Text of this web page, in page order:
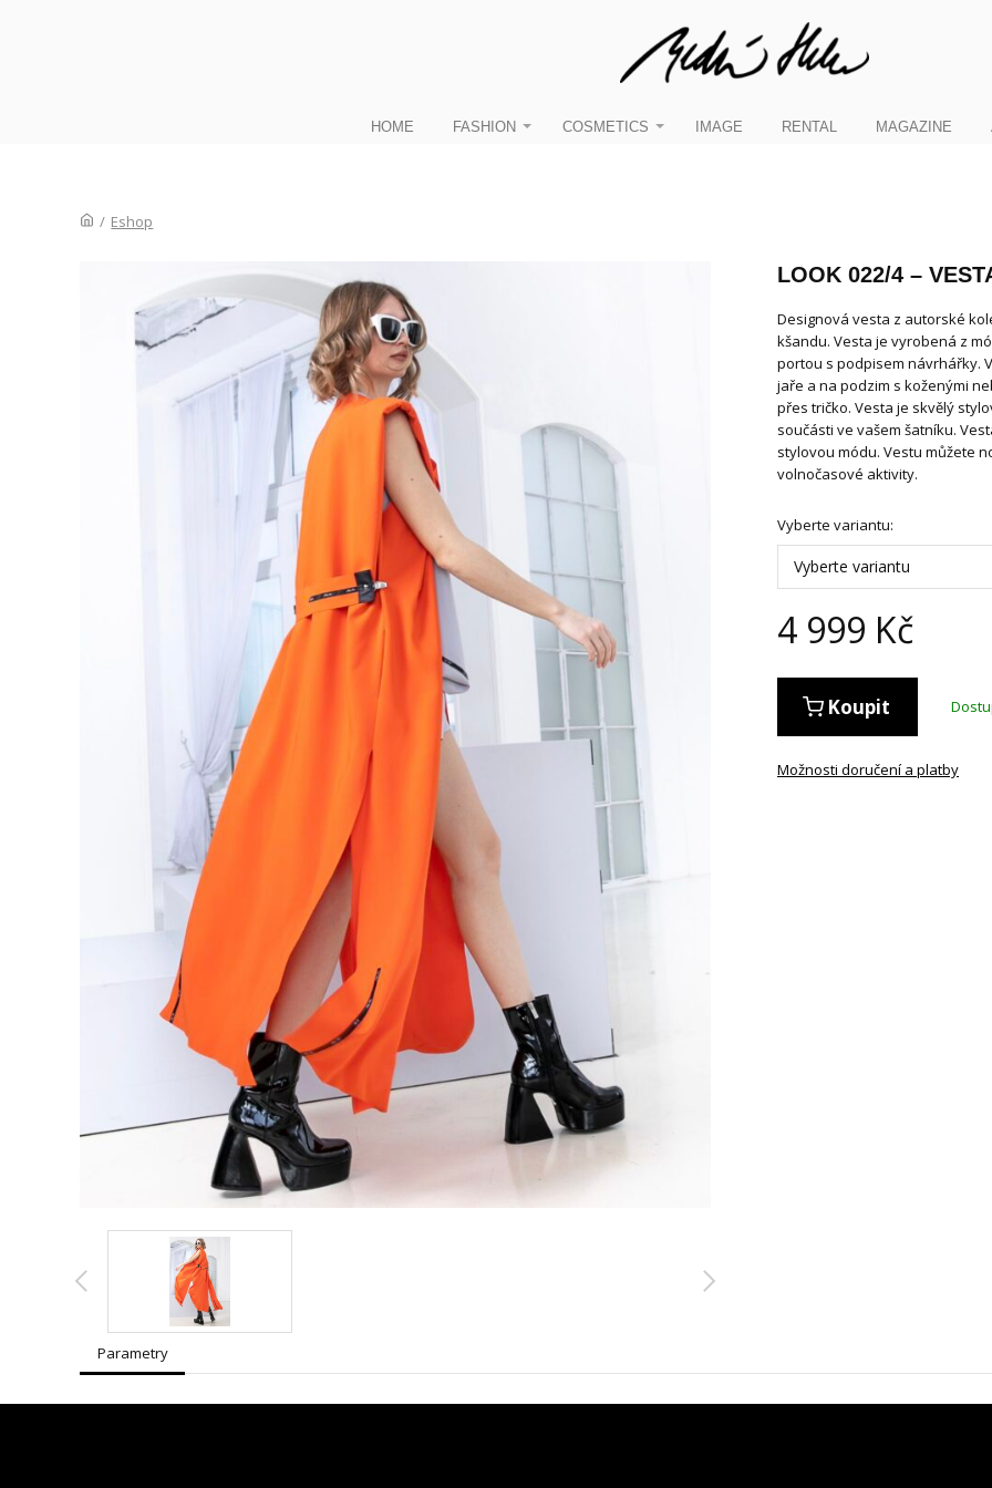
HOME FASHION COSMETICS IMAGE RENTAL MAGAZINE
/ Eshop
LOOK 022/4 –
Designová vesta z autorské
kšandu. Vesta je vyrobená z
portou s podpisem návrhářky.
jaře a na podzim s koženými
přes tričko. Vesta je skvělý
součásti ve vašem šatníku.
stylovou módu. Vestu můžete
volnočasové aktivity.
Vyberte variantu:
Vyberte variantu
4 999 Kč
Koupit
Možnosti doručení a platby
Parametry